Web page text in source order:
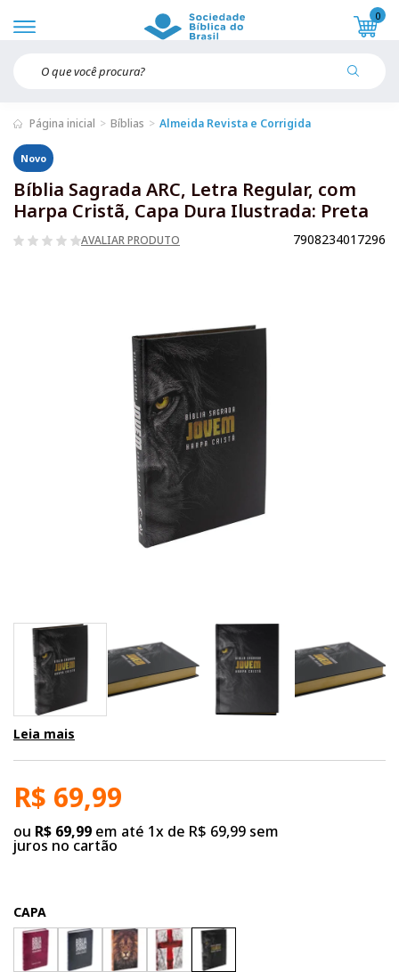
0
Página inicial Bíblias Almeida Revista e Corrigida
Novo
Bíblia Sagrada ARC, Letra Regular, com
Harpa Cristã, Capa Dura Ilustrada: Preta
AVALIAR PRODUTO 7908234017296
Leia mais
R$ 69,99
ou R$ 69,99 em até 1x de R$ 69,99 sem
juros no cartão
CAPA